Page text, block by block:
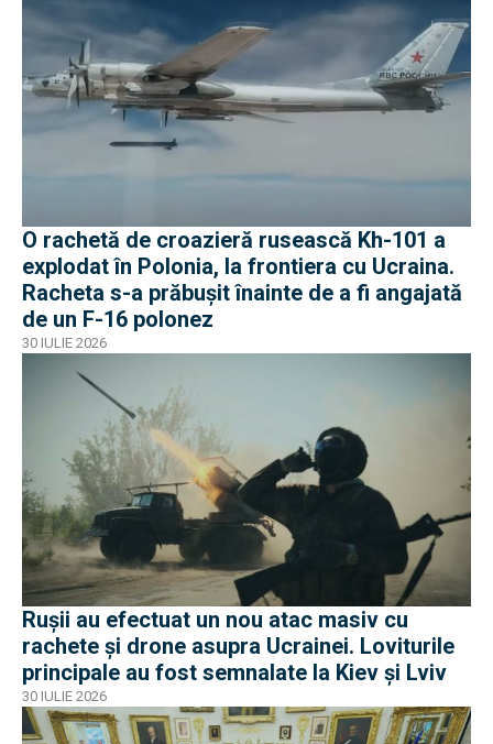
O rachetă de croazieră rusească Kh-101 a
explodat în Polonia, la frontiera cu Ucraina.
Racheta s-a prăbușit înainte de a fi angajată
de un F-16 polonez
30 IULIE 2026
Rușii au efectuat un nou atac masiv cu
rachete și drone asupra Ucrainei. Loviturile
principale au fost semnalate la Kiev și Lviv
30 IULIE 2026